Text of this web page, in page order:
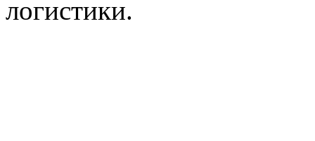
логистики.